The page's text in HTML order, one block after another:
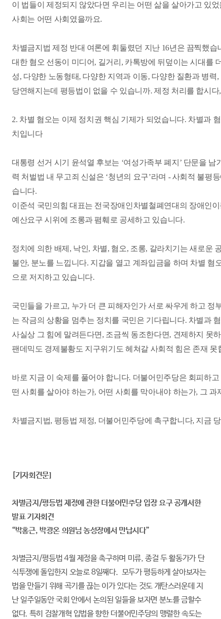
이 법들이 제정되지 않았다면 우리는 어떤 삶을 살아가고 있
사회는 어떤 사회였을까요.
차별금지법 제정 반대 여론에 휘둘렸던 지난 16년은 끔찍했습
대한 혐오 선동이 미디어, 길거리, 카톡방에 뒤덮이는 시대를
성, 다양한 노동형태, 다양한 지역과 이동, 다양한 질환과 병
당연해지는데 평등법이 없을 수 있습니까. 제정 처리를 합시
2. 차별 혐오는 이제 정치권 핵심 기제가 되었습니다. 차별과
치입니다
대통령 선거 시기 윤석열 후보는 ‘여성가족부 폐지’ 단문을
력 처벌법 내 무고죄 신설은 ‘청년의 요구’라며 - 사회적 불평
습니다.
이준석 국민의힘 대표는 전국장애인차별철폐연대의 장애인
예산요구 시위에 조롱과 폄훼로 공세하고 있습니다.
정치에 의한 배제, 낙인, 차별, 혐오, 조롱, 갈라치기는 새로운
불안, 분노를 느낍니다. 지갑을 열고 계좌입금을 하며 차별 혐
으로 저지하고 있습니다.
국민들을 가르고, 누가 더 큰 피해자인가 서로 싸우게 하고 정
는 작금의 상황을 멈추는 정치를 국민은 기다립니다. 차별과
사실상 그 힘에 말려든다면, 조금씩 동조한다면, 견제하지 못
팬데믹도 경제불황도 지구위기도 헤쳐갈 사회적 힘은 존재 못
바로 지금 이 숙제를 풀어야 합니다. 더불어민주당은 회피하
떤 사회를 살아야 하는가, 어떤 사회를 막아내야 하는가, 그
차별금지법, 평등법 제정, 더불어민주당에 촉구합니다, 지금
[기자회견문]
차별금지/평등법 제정에 관한 더불어민주당 입장 요구 공개서한
발표 기자회견
“박홍근, 박광온 의원님 농성장에서 만납시다”
차별금지/평등법 4월 제정을 촉구하며 미류, 종걸 두 활동가가 단
식투쟁에 돌입한지 오늘로 8일째다. 모두가 평등하게 살아보자는
법을 만들기 위해 곡기를 끊는 이가 있다는 것도 개탄스러운데 지
난 일주일동안 국회 안에서 논의된 일들을 보자면 분노를 금할수
없다. 특히 검찰개혁 입법을 향한 더불어민주당의 맹렬한 속도는